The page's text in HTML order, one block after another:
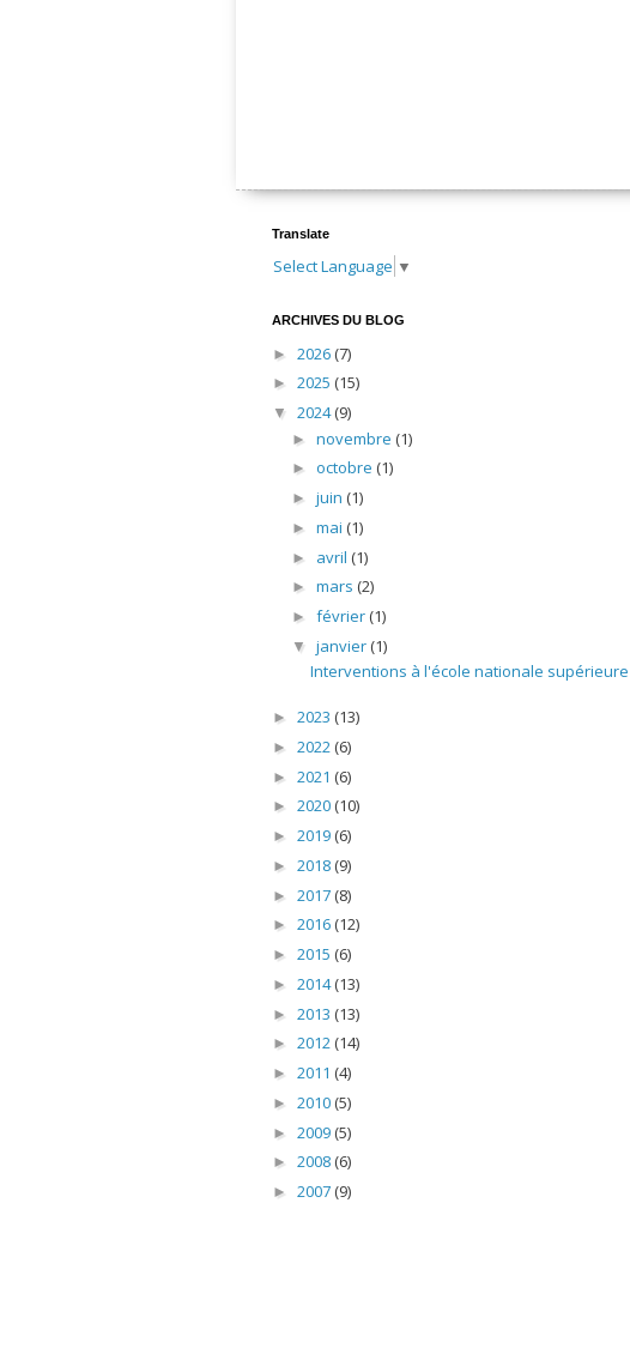
Translate
Select Language ▼
ARCHIVES DU BLOG
► 2026 (7)
► 2025 (15)
▼ 2024(9)
► novembre (1)
► octobre (1)
► juin (1)
► mai (1)
► avril (1)
► mars (2)
► février (1)
▼ janvier (1)
Interventions à l'école nationale supérieure
► 2023 (13)
► 2022 (6)
► 2021 (6)
► 2020 (10)
► 2019 (6)
► 2018 (9)
► 2017 (8)
► 2016 (12)
► 2015 (6)
► 2014(13)
► 2013 (13)
► 2012 (14)
► 2011 (4)
► 2010 (5)
► 2009 (5)
► 2008 (6)
► 2007 (9)